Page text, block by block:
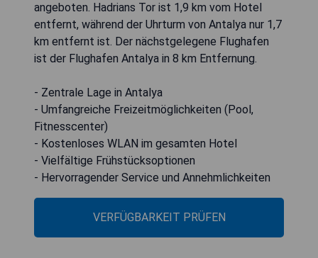
angeboten. Hadrians Tor ist 1,9 km vom Hotel
entfernt, während der Uhrturm von Antalya nur 1,7
km entfernt ist. Der nächstgelegene Flughafen
ist der Flughafen Antalya in 8 km Entfernung.
- Zentrale Lage in Antalya
- Umfangreiche Freizeitmöglichkeiten (Pool,
Fitnesscenter)
- Kostenloses WLAN im gesamten Hotel
- Vielfältige Frühstücksoptionen
- Hervorragender Service und Annehmlichkeiten
VERFÜGBARKEIT PRÜFEN